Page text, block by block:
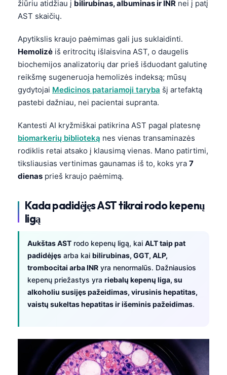
žiūriu atidžiau į bilirubinas, albuminas ir INR nei į patį
AST skaičių.
Apytikslis kraujo paėmimas gali jus suklaidinti.
Hemolizė iš eritrocitų išlaisvina AST, o daugelis
biochemijos analizatorių dar prieš išduodant galutinę
reikšmę sugeneruoja hemolizės indeksą; mūsų
gydytojai Medicinos patariamoji taryba šį artefaktą
pastebi dažniau, nei pacientai supranta.
Kantesti AI kryžmiškai patikrina AST pagal platesnę
biomarkerių biblioteką nes vienas transaminazės
rodiklis retai atsako į klausimą vienas. Mano patirtimi,
tiksliausias vertinimas gaunamas iš to, koks yra 7
dienas prieš kraujo paėmimą.
Kada padidėjęs AST tikrai rodo kepenų
ligą
Aukštas AST rodo kepenų ligą, kai ALT taip pat
padidėjęs arba kai bilirubinas, GGT, ALP,
trombocitai arba INR yra nenormalūs. Dažniausios
kepenų priežastys yra riebalų kepenų liga, su
alkoholiu susijęs pažeidimas, virusinis hepatitas,
vaistų sukeltas hepatitas ir išeminis pažeidimas.